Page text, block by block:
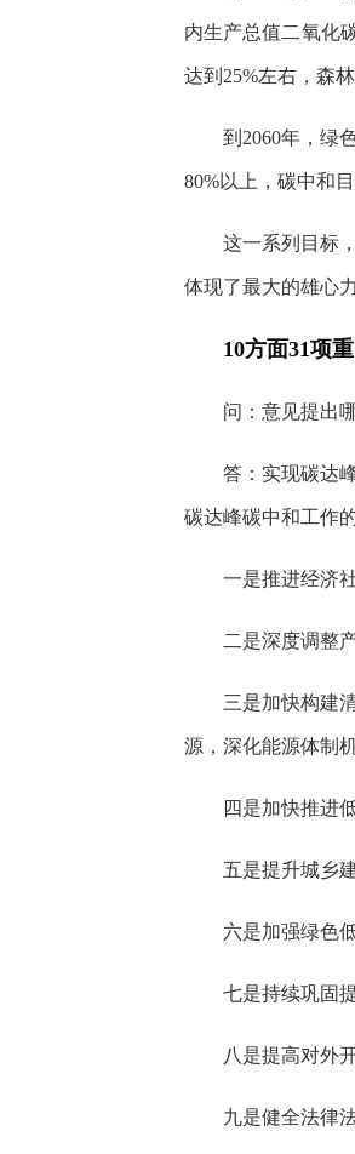
内生产总值二氧化
达到25%左右，森
到2060年，绿
80%以上，碳中和
这一系列目标
体现了最大的雄心
10方面31项
问：意见提出
答：实现碳达
碳达峰碳中和工作
一是推进经济
二是深度调整
三是加快构建
源，深化能源体制
四是加快推进
五是提升城乡
六是加强绿色
七是持续巩固
八是提高对外
九是健全法律